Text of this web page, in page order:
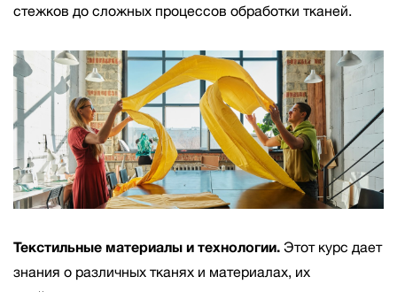
стежков до сложных процессов обработки тканей.
Текстильные материалы и технологии.Этот курс дает
знания о различных тканях и материалах, их